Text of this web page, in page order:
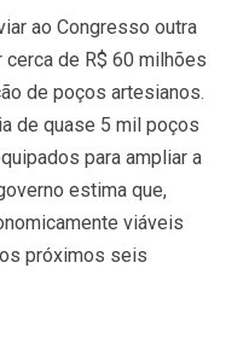
ao Congresso outra
de R$ 60 milhões
de poços artesianos.
de quase 5 mil poços
para ampliar a
estima que,
viáveis
próximos seis